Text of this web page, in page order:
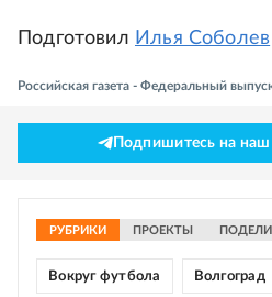
Подготовил Илья Соболев
Российская газета - Федеральный
Подпишитесь на наш
РУБРИКИ ПРОЕКТЫ
Вокруг футбола Волгоград